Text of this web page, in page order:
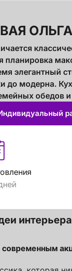
планировка
элегантный
до модерна.
обедов
интерьера
современным